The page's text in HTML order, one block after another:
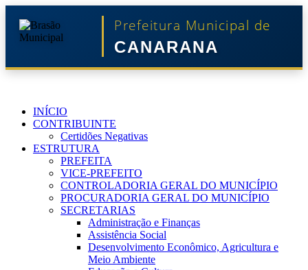
Prefeitura Municipal de
CANARANA
INÍCIO
CONTRIBUINTE
Certidões Negativas
ESTRUTURA
PREFEITA
VICE-PREFEITO
CONTROLADORIA GERAL DO MUNICÍPIO
PROCURADORIA GERAL DO MUNICÍPIO
SECRETARIAS
Administração e Finanças
Assistência Social
Desenvolvimento Econômico, Agricultura e
Meio Ambiente